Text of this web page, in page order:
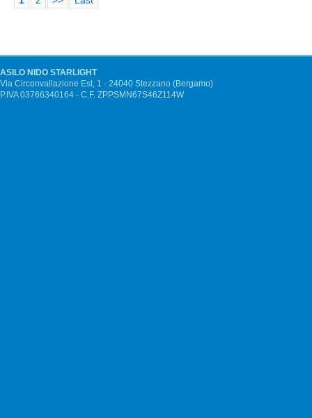
ASILO NIDO STARLIGHT
Via Circonvallazione Est, 1 - 24040 Stezzano (Bergamo)
P.IVA 03766340164 - C.F. ZPPSMN67S46Z114W